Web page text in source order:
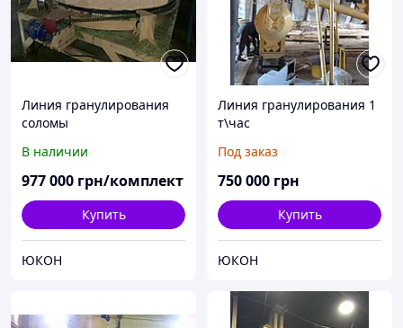
Линия гранулирования
соломы
В наличии
977 000 грн/комплект
Купить
ЮКОН
Линия гранулирования 1
т\час
Под заказ
750 000 грн
Купить
ЮКОН